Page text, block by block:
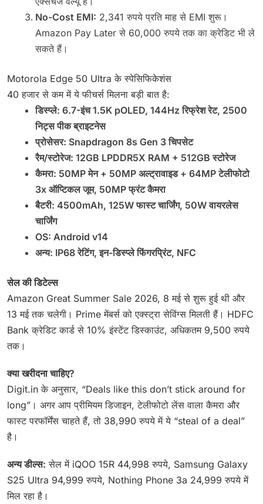
No-Cost EMI: 2,341 रुपये प्रति माह से EMI शुरू।
Amazon Pay Later से 60,000 रुपये तक का क्रेडिट भी ले
सकते हैं।
Motorola Edge 50 Ultra के स्पेसिफिकेशंस
40 हजार से कम में ये फीचर्स मिलना बड़ी बात है:
डिस्प्ले: 6.7-इंच 1.5K pOLED, 144Hz रिफ्रेश रेट, 2500
निट्स पीक ब्राइटनेस
प्रोसेसर: Snapdragon 8s Gen 3 चिपसेट
रैम/स्टोरेज: 12GB LPDDR5X RAM + 512GB स्टोरेज
कैमरा: 50MP मेन + 50MP अल्ट्रावाइड + 64MP टेलीफोटो
3x ऑप्टिकल जूम, 50MP फ्रंट कैमरा
बैटरी: 4500mAh, 125W फास्ट चार्जिंग, 50W वायरलेस
चार्जिंग
OS: Android v14
अन्य: IP68 रेटिंग, इन-डिस्प्ले फिंगरप्रिंट, NFC
सेल की डिटेल्स
Amazon Great Summer Sale 2026, 8 मई से शुरू हुई थी और
13 मई तक चलेगी। Prime मेंबर्स को एक्स्ट्रा सेविंग्स मिलती हैं। HDFC
Bank क्रेडिट कार्ड से 10% इंस्टेंट डिस्काउंट, अधिकतम 9,500 रुपये
तक।
क्या खरीदना चाहिए?
Digit.in के अनुसार, “Deals like this don’t stick around for
long”। अगर आप प्रीमियम डिजाइन, टेलीफोटो लेंस वाला कैमरा और
फास्ट परफॉर्मेंस चाहते हैं, तो 38,990 रुपये में ये “steal of a deal”
है।
अन्य डील्स: सेल में iQOO 15R 44,998 रुपये, Samsung Galaxy
S25 Ultra 94,999 रुपये, Nothing Phone 3a 24,999 रुपये में
मिल रहा है।